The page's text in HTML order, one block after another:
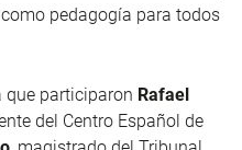
pedagogía para todos
que participaron Rafael
del Centro Español de